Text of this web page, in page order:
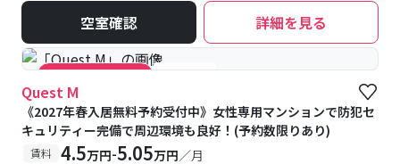
空室確認 詳細を見る
#キャンペーン実施中 #女性専用
Quest M
《2027年春入居無料予約受付中》女性専用マンションで防犯セ
キュリティー完備で周辺環境も良好！(予約数限りあり)
賃料 4.5万円-5.05万円／月